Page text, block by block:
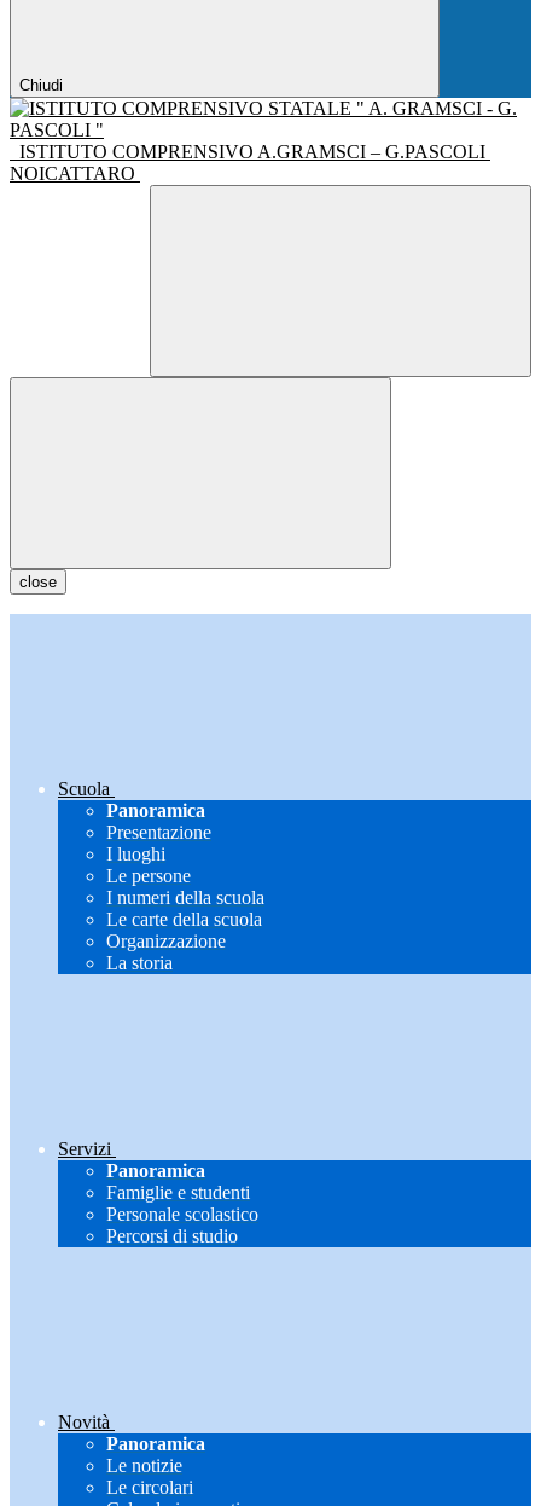
Chiudi
ISTITUTO COMPRENSIVO A.GRAMSCI – G.PASCOLI
NOICATTARO
close
Scuola
Panoramica
Presentazione
I luoghi
Le persone
I numeri della scuola
Le carte della scuola
Organizzazione
La storia
Servizi
Panoramica
Famiglie e studenti
Personale scolastico
Percorsi di studio
Novità
Panoramica
Le notizie
Le circolari